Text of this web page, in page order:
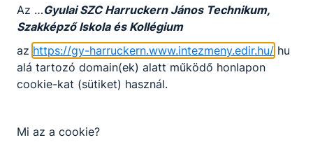
Az …Gyulai SZC Harruckern János Technikum,
Szakképző Iskola és Kollégium
az https://gy-harruckern.www.intezmeny.edir.hu/ hu
alá tartozó domain(ek) alatt működő honlapon
cookie-kat (sütiket) használ.
Mi az a cookie?